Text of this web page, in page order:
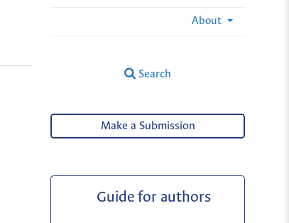
About
Search
Make a Submission
Guide for authors